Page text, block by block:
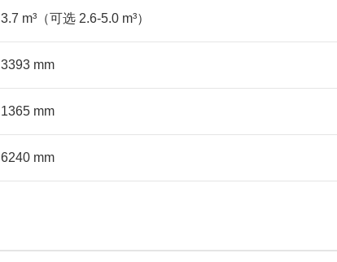
3.7 m³（可选 2.6-5.0 m³）
3393 mm
1365 mm
6240 mm